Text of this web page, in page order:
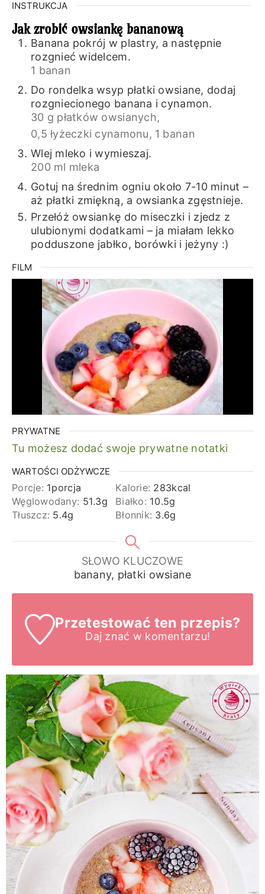
INSTRUKCJA
Jak zrobić owsiankę bananową
Banana pokrój w plastry, a następnie
rozgnieć widelcem.
1 banan
Do rondelka wsyp płatki owsiane, dodaj
rozgniecionego banana i cynamon.
30 g płatków owsianych,
0,5 łyżeczki cynamonu, 1 banan
Wlej mleko i wymieszaj.
200 ml mleka
Gotuj na średnim ogniu około 7-10 minut –
aż płatki zmiękną, a owsianka zgęstnieje.
Przełóż owsiankę do miseczki i zjedz z
ulubionymi dodatkami – ja miałam lekko
podduszone jabłko, borówki i jeżyny :)
FILM
PRYWATNE
Tu możesz dodać swoje prywatne notatki
WARTOŚCI ODŻYWCZE
Porcje: 1porcja Kalorie: 283kcal
Węglowodany: 51.3g Białko: 10.5g
Tłuszcz: 5.4g Błonnik: 3.6g
SŁOWO KLUCZOWE
banany, płatki owsiane
Przetestować ten przepis?
Daj znać w komentarzu!